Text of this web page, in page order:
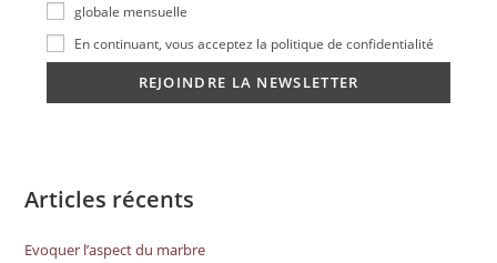
globale mensuelle
En continuant, vous acceptez la politique de confidentialité
Articles récents
Evoquer l’aspect du marbre